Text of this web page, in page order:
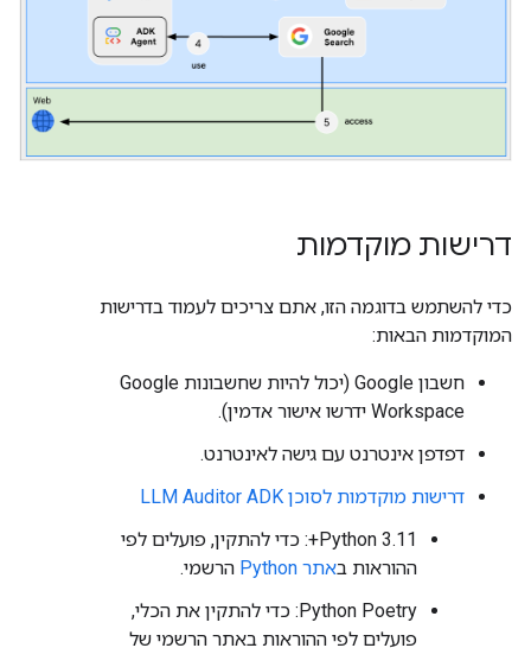
דרישות מוקדמות
כדי להשתמש בדוגמה הזו, אתם צריכים לעמוד בדרישות
המוקדמות הבאות:
חשבון Google (יכול להיות שחשבונות Google
Workspace ידרשו אישור אדמין).
דפדפן אינטרנט עם גישה לאינטרנט.
דרישות מוקדמות לסוכן LLM Auditor ADK
‫Python 3.11+: כדי להתקין, פועלים לפי
ההוראות באתר Python
הרשמי.
‫Python Poetry: כדי להתקין את הכלי,
פועלים לפי ההוראות באתר הרשמי של